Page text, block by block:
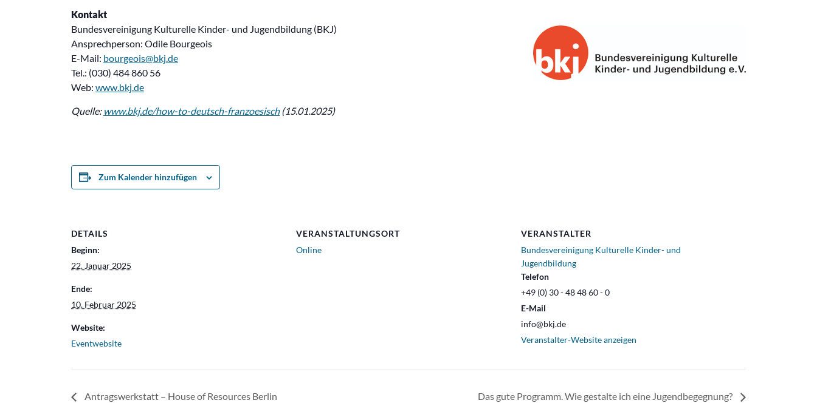
Kontakt
Bundesvereinigung Kulturelle Kinder- und Jugendbildung (BKJ)
Ansprechperson: Odile Bourgeois
E-Mail: bourgeois@bkj.de
Tel.: (030) 484 860 56
Web: www.bkj.de
Quelle: www.bkj.de/how-to-deutsch-franzoesisch(15.01.2025)
Zum Kalender hinzufügen
DETAILS
Beginn:
22. Januar 2025
Ende:
10. Februar 2025
Website:
Eventwebsite
VERANSTALTUNGSORT
Online
VERANSTALTER
Bundesvereinigung Kulturelle Kinder- und
Jugendbildung
Telefon
+49 (0) 30 - 48 48 60 - 0
E-Mail
info@bkj.de
Veranstalter-Website anzeigen
Antragswerkstatt – House of Resources Berlin Das gute Programm. Wie gestalte ich eine Jugendbegegnung?